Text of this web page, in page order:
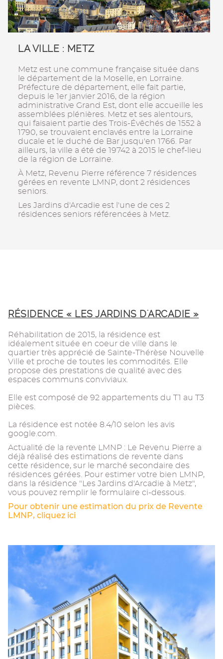
LA VILLE : METZ
Metz est une commune française située dans
le département de la Moselle, en Lorraine.
Préfecture de département, elle fait partie,
depuis le 1er janvier 2016, de la région
administrative Grand Est, dont elle accueille les
assemblées plénières. Metz et ses alentours,
qui faisaient partie des Trois-Évêchés de 1552 à
1790, se trouvaient enclavés entre la Lorraine
ducale et le duché de Bar jusqu'en 1766. Par
ailleurs, la ville a été de 19742 à 2015 le chef-lieu
de la région de Lorraine.
À Metz, Revenu Pierre référence 7 résidences
gérées en revente LMNP, dont 2 résidences
seniors.
Les Jardins d'Arcadie est l'une de ces 2
résidences seniors référencées à Metz.
RÉSIDENCE « LES JARDINS D'ARCADIE »
Réhabilitation de 2015, la résidence est
idéalement située en coeur de ville dans le
quartier très apprécié de Sainte-Thérèse Nouvelle
Ville et proche de toutes les commodités. Elle
propose des prestations de qualité avec des
espaces communs conviviaux.
Elle est composé de 92 appartements du T1 au T3
pièces.
La résidence est notée 8.4/10 selon les avis
google.com.
Actualité de la revente LMNP : Le Revenu Pierre a
déjà réalisé des estimations de revente dans
cette résidence, sur le marché secondaire des
résidences gérées. Pour estimer votre bien LMNP,
dans la résidence "Les Jardins d'Arcadie à Metz",
vous pouvez remplir le formulaire ci-dessous.
Pour obtenir une estimation du prix de Revente
LMNP, cliquez ici